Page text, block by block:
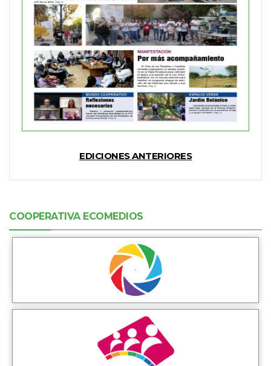
EDICIONES ANTERIORES
COOPERATIVA ECOMEDIOS